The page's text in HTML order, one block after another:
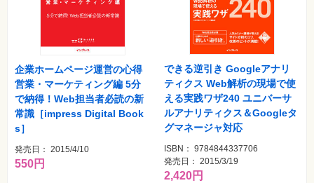
企業ホームページ運営の心得
営業・マーケティング編 5分
で納得！Web担当者必読の新
常識［impress Digital Book
s］
発売日： 2015/4/10
550円
できる逆引き Googleアナリ
ティクス Web解析の現場で使
える実践ワザ240 ユニバーサ
ルアナリティクス＆Googleタ
グマネージャ対応
ISBN： 9784844337706
発売日： 2015/3/19
2,420円